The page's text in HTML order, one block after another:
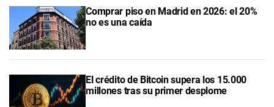
Comprar piso en Madrid en 2026: el 20%
no es una caída
El crédito de Bitcoin supera los 15.000
millones tras su primer desplome